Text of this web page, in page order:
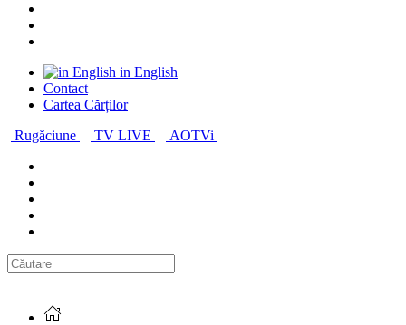
in English
Contact
Cartea Cărților
Rugăciune
TV LIVE AOTVi